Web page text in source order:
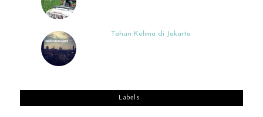
Tahun Kelima di Jakarta
Labels